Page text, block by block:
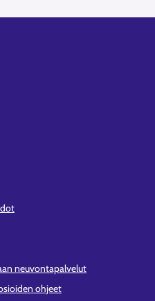
neuvontapalvelut
ohjeet